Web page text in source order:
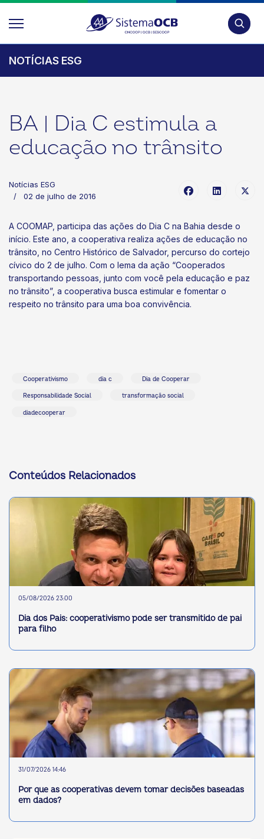
NOTÍCIAS ESG
BA | Dia C estimula a
educação no trânsito
Notícias ESG
02 de julho de 2016
A COOMAP, participa das ações do Dia C na Bahia desde o
início. Este ano, a cooperativa realiza ações de educação no
trânsito, no Centro Histórico de Salvador, percurso do cortejo
cívico do 2 de julho. Com o lema da ação “Cooperados
transportando pessoas, junto com você pela educação e paz
no trânsito”, a cooperativa busca estimular e fomentar o
respeito no trânsito para uma boa convivência.
Cooperativismo dia c Dia de Cooperar
Responsabilidade Social transformação social
diadecooperar
Conteúdos Relacionados
05/08/2026 23:00
Dia dos Pais: cooperativismo pode ser transmitido de pai
para filho
31/07/2026 14:46
Por que as cooperativas devem tomar decisões baseadas
em dados?